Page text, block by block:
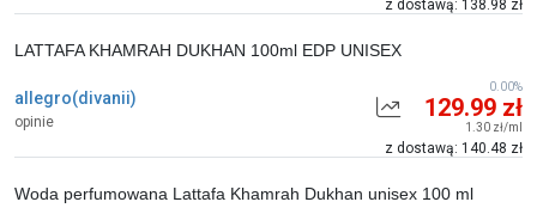
z dostawą: 138.98 zł
allegro(divanii)
opinie
LATTAFA KHAMRAH DUKHAN 100ml EDP UNISEX
129.99 zł
1.30 zł/ml
z dostawą: 140.48 zł
0.00%
Woda perfumowana Lattafa Khamrah Dukhan unisex 100 ml